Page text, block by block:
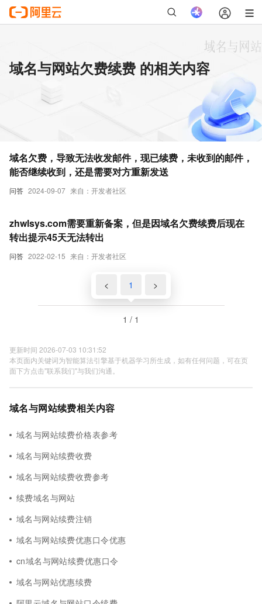
域名与网站欠费续费 的相关内容
问答 2024-09-07 来自：开发者社区
域名欠费，导致无法收发邮件，现已续费，未收到的邮件，
能否继续收到，还是需要对方重新发送
问答 2022-02-15 来自：开发者社区
zhwlsys.com需要重新备案，但是因域名欠费续费后现在
转出提示45天无法转出
< 1 >
1 / 1
更新时间 2026-07-03 10:31:52
本页面内关键词为智能算法引擎基于机器学习所生成，如有任何问题，可在页
面下方点击"联系我们"与我们沟通。
域名与网站续费相关内容
域名与网站续费价格表参考
域名与网站续费收费
域名与网站续费收费参考
续费域名与网站
域名与网站续费注销
域名与网站续费优惠口令优惠
cn域名与网站续费优惠口令
域名与网站优惠续费